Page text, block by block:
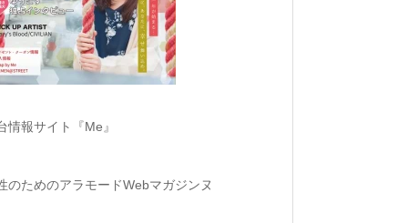
情報サイト『Me』
のためのアラモードWebマガジンヌ